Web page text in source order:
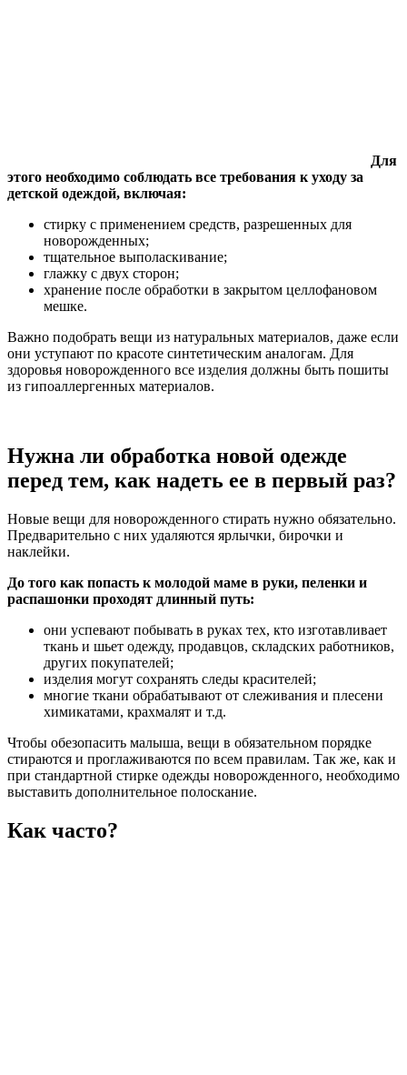
Для
этого необходимо соблюдать все требования к уходу за
детской одеждой, включая:
стирку с применением средств, разрешенных для
новорожденных;
тщательное выполаскивание;
глажку с двух сторон;
хранение после обработки в закрытом целлофановом
мешке.
Важно подобрать вещи из натуральных материалов, даже если
они уступают по красоте синтетическим аналогам. Для
здоровья новорожденного все изделия должны быть пошиты
из гипоаллергенных материалов.
Нужна ли обработка новой одежде
перед тем, как надеть ее в первый раз?
Новые вещи для новорожденного стирать нужно обязательно.
Предварительно с них удаляются ярлычки, бирочки и
наклейки.
До того как попасть к молодой маме в руки, пеленки и
распашонки проходят длинный путь:
они успевают побывать в руках тех, кто изготавливает
ткань и шьет одежду, продавцов, складских работников,
других покупателей;
изделия могут сохранять следы красителей;
многие ткани обрабатывают от слеживания и плесени
химикатами, крахмалят и т.д.
Чтобы обезопасить малыша, вещи в обязательном порядке
стираются и проглаживаются по всем правилам. Так же, как и
при стандартной стирке одежды новорожденного, необходимо
выставить дополнительное полоскание.
Как часто?